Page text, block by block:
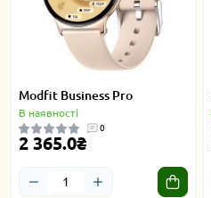
Modfit Business Pro
В наявності
0
2 365.0₴